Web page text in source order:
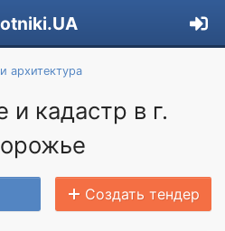
архитектура
кадастр в г.
Создать тендер